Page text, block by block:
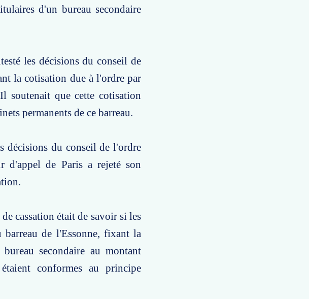
d'un bureau secondaire
les décisions du conseil de
la cotisation due à l'ordre par
soutenait que cette cotisation
permanents de ce barreau.
décisions du conseil de l'ordre
d'appel de Paris a rejeté son
cassation était de savoir si les
de l'Essonne, fixant la
secondaire au montant
conformes au principe